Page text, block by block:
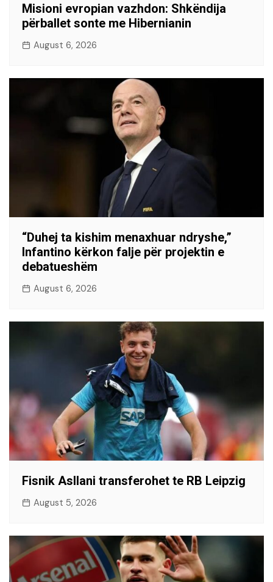
Misioni evropian vazhdon: Shkëndija
përballet sonte me Hibernianin
August 6, 2026
“Duhej ta kishim menaxhuar ndryshe,”
Infantino kërkon falje për projektin e
debatueshëm
August 6, 2026
Fisnik Asllani transferohet te RB Leipzig
August 5, 2026